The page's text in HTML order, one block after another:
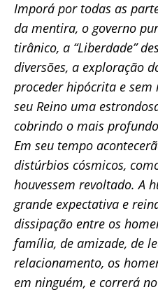
Imporá por todas as
da mentira, o governo
tirânico, a “Liberdade”
diversões, a exploração
proceder hipócrita e
seu Reino uma
cobrindo o mais
Em seu tempo
distúrbios cósmicos,
houvessem revoltado. A
grande expectativa e
dissipação entre os
família, de amizade, de
relacionamento, os
em ninguém, e correrá